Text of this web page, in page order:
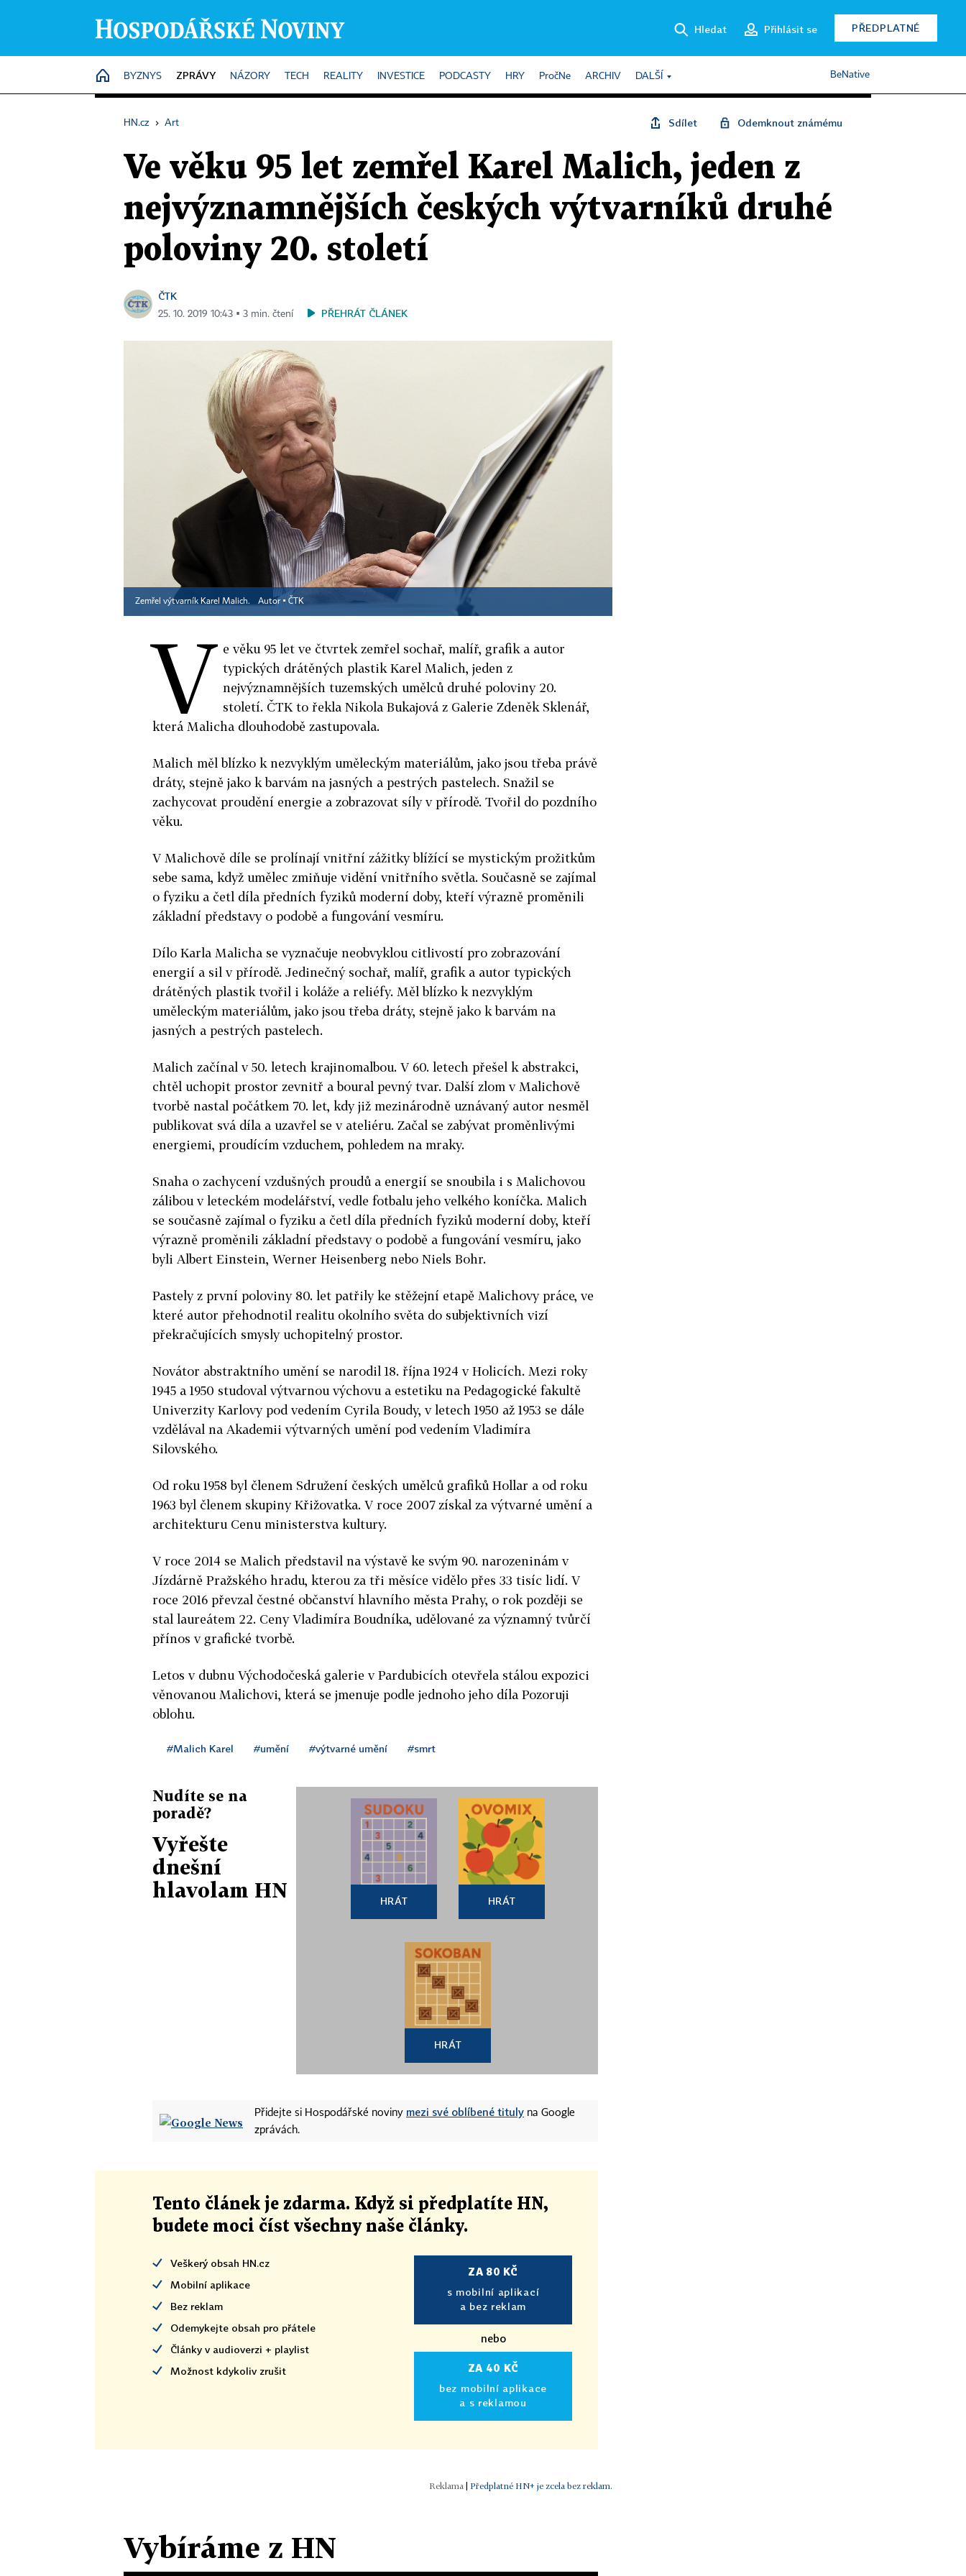
Hledat Přihlásit se PŘEDPLATNÉ
HOME
BYZNYS ZPRÁVY NÁZORY TECH REALITY INVESTICE PODCASTY HRY PročNe ARCHIV DALŠÍ BeNative
HN.cz › Art Sdílet Odemknout známému
Ve věku 95 let zemřel Karel Malich, jeden z
nejvýznamnějších českých výtvarníků druhé
poloviny 20. století
ČTK
25. 10. 2019 10:43 ▪ 3 min. čtení PŘEHRÁT ČLÁNEK
Zemřel výtvarník Karel Malich. Autor ▪ ČTK
V e věku 95 let ve čtvrtek zemřel sochař, malíř, grafik a autor
typických drátěných plastik Karel Malich, jeden z
nejvýznamnějších tuzemských umělců druhé poloviny 20.
století. ČTK to řekla Nikola Bukajová z Galerie Zdeněk Sklenář,
která Malicha dlouhodobě zastupovala.
Malich měl blízko k nezvyklým uměleckým materiálům, jako jsou třeba právě
dráty, stejně jako k barvám na jasných a pestrých pastelech. Snažil se
zachycovat proudění energie a zobrazovat síly v přírodě. Tvořil do pozdního
věku.
V Malichově díle se prolínají vnitřní zážitky blížící se mystickým prožitkům
sebe sama, když umělec zmiňuje vidění vnitřního světla. Současně se zajímal
o fyziku a četl díla předních fyziků moderní doby, kteří výrazně proměnili
základní představy o podobě a fungování vesmíru.
Dílo Karla Malicha se vyznačuje neobvyklou citlivostí pro zobrazování
energií a sil v přírodě. Jedinečný sochař, malíř, grafik a autor typických
drátěných plastik tvořil i koláže a reliéfy. Měl blízko k nezvyklým
uměleckým materiálům, jako jsou třeba dráty, stejně jako k barvám na
jasných a pestrých pastelech.
Malich začínal v 50. letech krajinomalbou. V 60. letech přešel k abstrakci,
chtěl uchopit prostor zevnitř a boural pevný tvar. Další zlom v Malichově
tvorbě nastal počátkem 70. let, kdy již mezinárodně uznávaný autor nesměl
publikovat svá díla a uzavřel se v ateliéru. Začal se zabývat proměnlivými
energiemi, proudícím vzduchem, pohledem na mraky.
Snaha o zachycení vzdušných proudů a energií se snoubila i s Malichovou
zálibou v leteckém modelářství, vedle fotbalu jeho velkého koníčka. Malich
se současně zajímal o fyziku a četl díla předních fyziků moderní doby, kteří
výrazně proměnili základní představy o podobě a fungování vesmíru, jako
byli Albert Einstein, Werner Heisenberg nebo Niels Bohr.
Pastely z první poloviny 80. let patřily ke stěžejní etapě Malichovy práce, ve
které autor přehodnotil realitu okolního světa do subjektivních vizí
překračujících smysly uchopitelný prostor.
Novátor abstraktního umění se narodil 18. října 1924 v Holicích. Mezi roky
1945 a 1950 studoval výtvarnou výchovu a estetiku na Pedagogické fakultě
Univerzity Karlovy pod vedením Cyrila Boudy, v letech 1950 až 1953 se dále
vzdělával na Akademii výtvarných umění pod vedením Vladimíra
Silovského.
Od roku 1958 byl členem Sdružení českých umělců grafiků Hollar a od roku
1963 byl členem skupiny Křižovatka. V roce 2007 získal za výtvarné umění a
architekturu Cenu ministerstva kultury.
V roce 2014 se Malich představil na výstavě ke svým 90. narozeninám v
Jízdárně Pražského hradu, kterou za tři měsíce vidělo přes 33 tisíc lidí. V
roce 2016 převzal čestné občanství hlavního města Prahy, o rok později se
stal laureátem 22. Ceny Vladimíra Boudníka, udělované za významný tvůrčí
přínos v grafické tvorbě.
Letos v dubnu Východočeská galerie v Pardubicích otevřela stálou expozici
věnovanou Malichovi, která se jmenuje podle jednoho jeho díla Pozoruji
oblohu.
#Malich Karel #umění #výtvarné umění #smrt
Nudíte se na
poradě?
Vyřešte
dnešní
hlavolam HN
HRÁT HRÁT
HRÁT
Přidejte si Hospodářské noviny mezi své oblíbené tituly na Google
zprávách.
Tento článek je zdarma. Když si předplatíte HN,
budete moci číst všechny naše články.
Veškerý obsah HN.cz
Mobilní aplikace
Bez reklam
Odemykejte obsah pro přátele
Články v audioverzi + playlist
Možnost kdykoliv zrušit
ZA 80 KČ
s mobilní aplikací
a bez reklam
nebo
ZA 40 KČ
bez mobilní aplikace
a s reklamou
| Předplatné HN+ je zcela bez reklam.
Vybíráme z HN